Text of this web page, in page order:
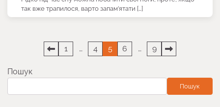
так вже трапилося, варто запам’ятати […]
Пагінація
записів
1 … 4 5 6 … 9
Пошук
Пошук